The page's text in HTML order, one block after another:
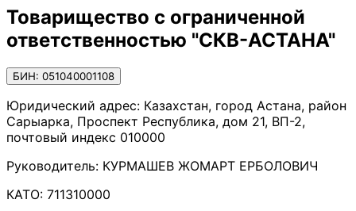
Товарищество с ограниченной
ответственностью "СКВ-АСТАНА"
БИН: 051040001108
Юридический адрес: Казахстан, город Астана, район
Сарыарка, Проспект Республика, дом 21, ВП-2,
почтовый индекс 010000
Руководитель: КУРМАШЕВ ЖОМАРТ ЕРБОЛОВИЧ
КАТО: 711310000